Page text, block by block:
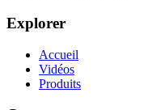
Explorer
Accueil
Vidéos
Produits